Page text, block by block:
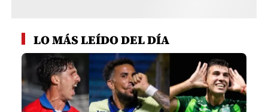
DEPORTES